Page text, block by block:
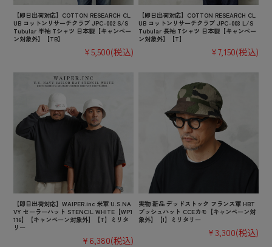
【即日出荷対応】COTTON RESEARCH CL
UB コットンリサーチクラブ JPC-002 S/S
Tubular 半袖 Tシャツ 日本製【キャンペー
ン対象外】【TB】
¥5,500(税込)
【即日出荷対応】COTTON RESEARCH CL
UB コットンリサーチクラブ JPC-003 L/S
Tubular 長袖 Tシャツ 日本製【キャンペー
ン対象外】【T】
¥7,150(税込)
【即日出荷対応】WAIPER.inc 米軍 U.S.NA
VY セーラーハット STENCIL WHITE【WP1
116】【キャンペーン対象外】【T】ミリタ
リー
¥6,380(税込)
実物 新品 デッドストック フランス軍 HBT
ブッシュハット CCEカモ【キャンペーン対
象外】【I】ミリタリー
¥3,300(税込)